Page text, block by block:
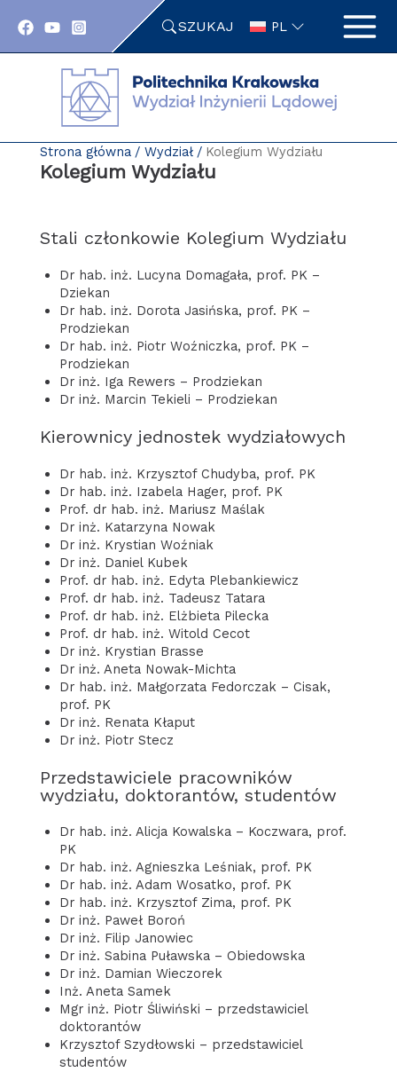
SZUKAJ PL
Strona główna Wydział Kolegium Wydziału
Kolegium Wydziału
Stali członkowie Kolegium Wydziału
Dr hab. inż. Lucyna Domagała, prof. PK –
Dziekan
Dr hab. inż. Dorota Jasińska, prof. PK –
Prodziekan
Dr hab. inż. Piotr Woźniczka, prof. PK –
Prodziekan
Dr inż. Iga Rewers – Prodziekan
Dr inż. Marcin Tekieli – Prodziekan
Kierownicy jednostek wydziałowych
Dr hab. inż. Krzysztof Chudyba, prof. PK
Dr hab. inż. Izabela Hager, prof. PK
Prof. dr hab. inż. Mariusz Maślak
Dr inż. Katarzyna Nowak
Dr inż. Krystian Woźniak
Dr inż. Daniel Kubek
Prof. dr hab. inż. Edyta Plebankiewicz
Prof. dr hab. inż. Tadeusz Tatara
Prof. dr hab. inż. Elżbieta Pilecka
Prof. dr hab. inż. Witold Cecot
Dr inż. Krystian Brasse
Dr inż. Aneta Nowak-Michta
Dr hab. inż. Małgorzata Fedorczak – Cisak,
prof. PK
Dr inż. Renata Kłaput
Dr inż. Piotr Stecz
Przedstawiciele pracowników
wydziału, doktorantów, studentów
Dr hab. inż. Alicja Kowalska – Koczwara, prof.
PK
Dr hab. inż. Agnieszka Leśniak, prof. PK
Dr hab. inż. Adam Wosatko, prof. PK
Dr hab. inż. Krzysztof Zima, prof. PK
Dr inż. Paweł Boroń
Dr inż. Filip Janowiec
Dr inż. Sabina Puławska – Obiedowska
Dr inż. Damian Wieczorek
Inż. Aneta Samek
Mgr inż. Piotr Śliwiński – przedstawiciel
doktorantów
Krzysztof Szydłowski – przedstawiciel
studentów